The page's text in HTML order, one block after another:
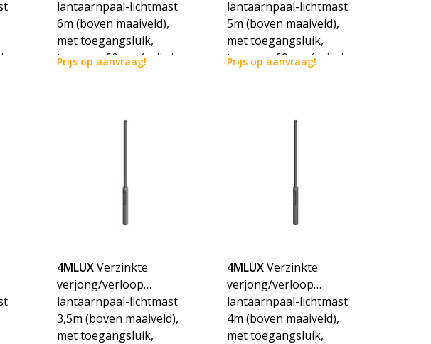
lantaarnpaal-lichtmast
6m (boven maaiveld),
met toegangsluik,
topmaat 60mm (prijs is
Prijs op aanvraag!
lantaarnpaal-lichtmast
5m (boven maaiveld),
met toegangsluik,
topmaat 60mm (prijs is
Prijs op aanvraag!
4MLUXVerzinkte
verjong/verloop
lantaarnpaal-lichtmast
3,5m (boven maaiveld),
met toegangsluik,
4MLUXVerzinkte
verjong/verloop
lantaarnpaal-lichtmast
4m (boven maaiveld),
met toegangsluik,